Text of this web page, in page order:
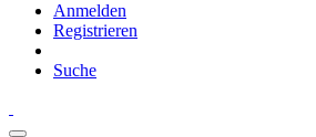
Anmelden
Registrieren
Suche